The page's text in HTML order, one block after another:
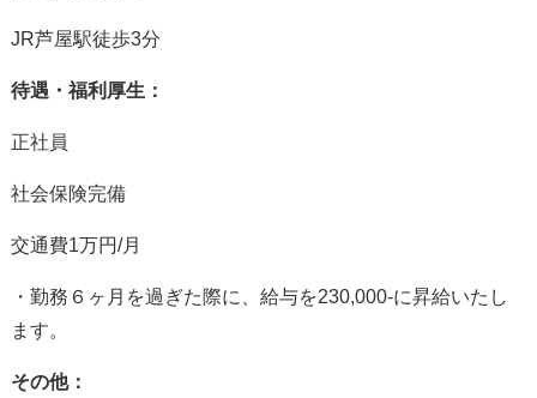
JR芦屋駅徒歩3分
待遇・福利厚生：
正社員
社会保険完備
交通費1万円/月
・勤務６ヶ月を過ぎた際に、給与を230,000-に昇給いたし
ます。
その他：